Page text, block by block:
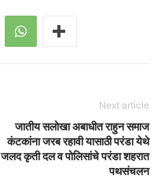
Next article
जातीय सलोखा अबाधीत राहुन समाज
कंटकांना जरब रहावी यासाठी परंडा येथे
जलद कृती दल व पोलिसांचे परंडा शहरात
पथसंचलन